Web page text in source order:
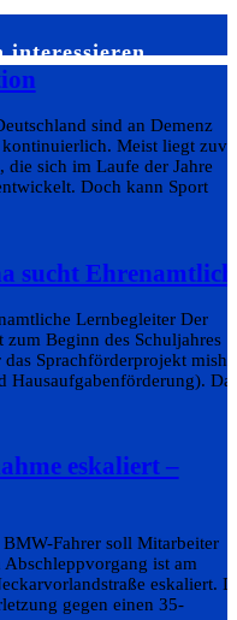
interessieren…
sind an Demenz
Meist liegt
sich im Laufe der Jahre
Doch kann Sport
sucht
Lernbegleiter Der
Beginn des Schuljahres
Sprachförderprojekt misha
Hausaufgabenförderung).
eskaliert –
Fahrer soll Mitarbeiter
ist am
eskaliert.
gegen einen 35-